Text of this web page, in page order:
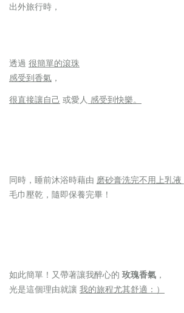
出外旅行時，
透過 很簡單的滾珠
感受到香氣 ，
很直接讓自己 或愛人 感受到快樂。
同時，睡前沐浴時藉由 磨砂膏洗完不用上乳液
毛巾壓乾，隨即保養完畢！
如此簡單！又帶著讓我醉心的 玫瑰香氣 ，
光是這個理由就讓 我的旅程尤其舒適：）